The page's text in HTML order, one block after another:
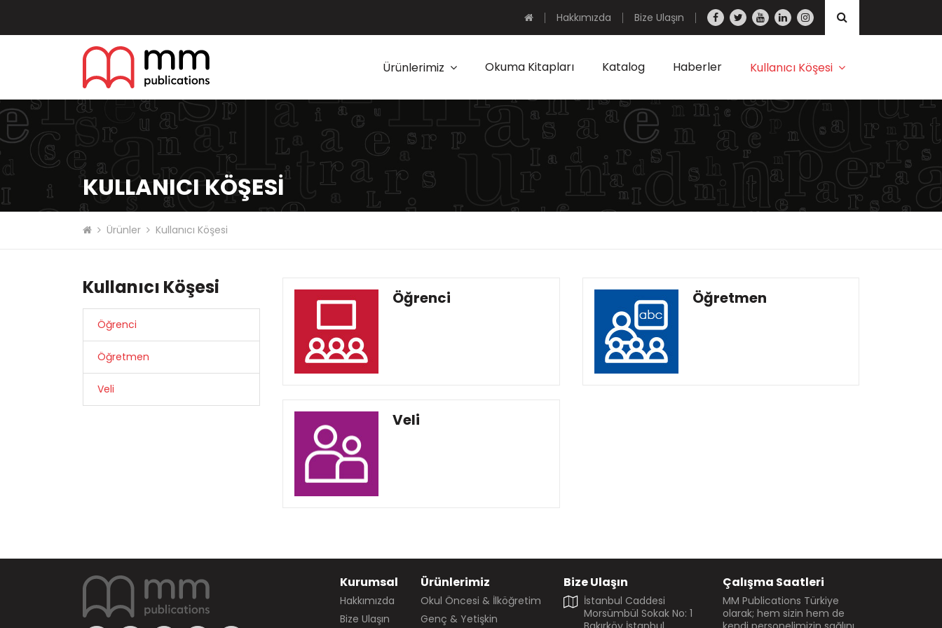
Hakkımızda Bize Ulaşın
Ürünlerimiz Okuma Kitapları Katalog Haberler Kullanıcı Köşesi
KULLANICI KÖŞESI
Ürünler Kullanıcı Köşesi
Kullanıcı Köşesi
Öğrenci
Öğretmen
Veli
Öğrenci Öğretmen
Veli
Kurumsal
Hakkımızda
Bize Ulaşın
Ürünlerimiz
Okul Öncesi & İlköğretim
Genç & Yetişkin
Bize Ulaşın
İstanbul Caddesi
Morsümbül Sokak No: 1
Çalışma Saatleri
MM Publications Türkiye
olarak; hem sizin hem de